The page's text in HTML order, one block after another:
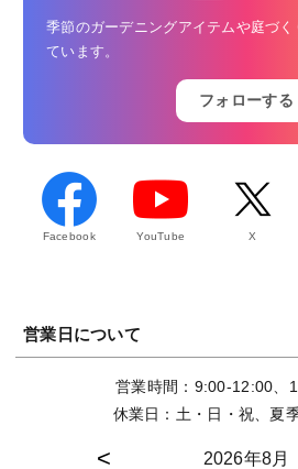
季節のガーデニングアイテムや庭づ
ています。
フォローする
Facebook YouTube X
営業日について
営業時間：9:00-12:00、
休業日：土・日・祝、夏
2026年8月